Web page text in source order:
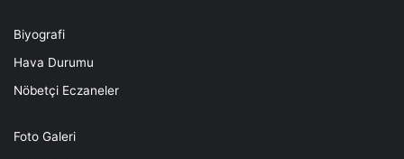
Biyografi
Hava Durumu
Nöbetçi Eczaneler
Foto Galeri